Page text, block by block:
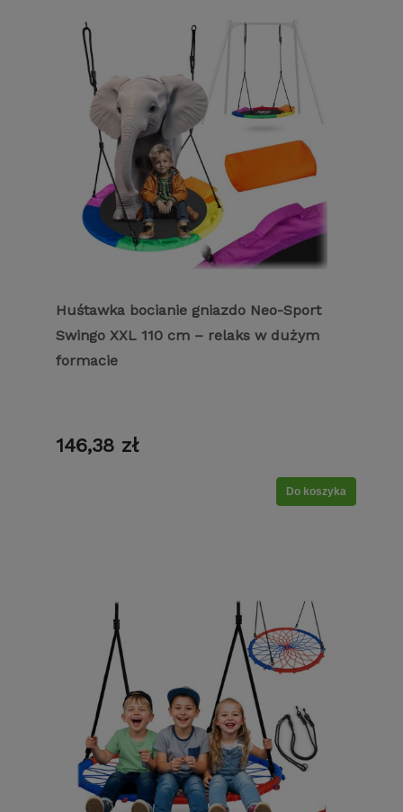
Huśtawka bocianie gniazdo Neo-Sport
Swingo XXL 110 cm – relaks w dużym
formacie
146,38 zł
Do koszyka